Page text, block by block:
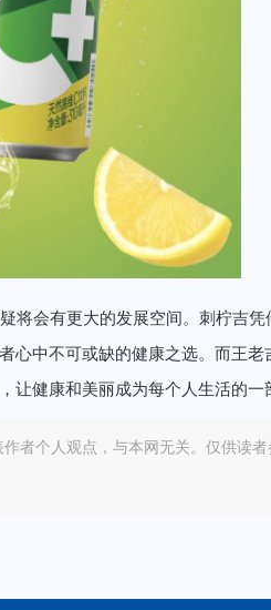
将会有更大的发展空间。刺柠吉凭
心中不可或缺的健康之选。而王老
让健康和美丽成为每个人生活的一
者个人观点，与本网无关。仅供读